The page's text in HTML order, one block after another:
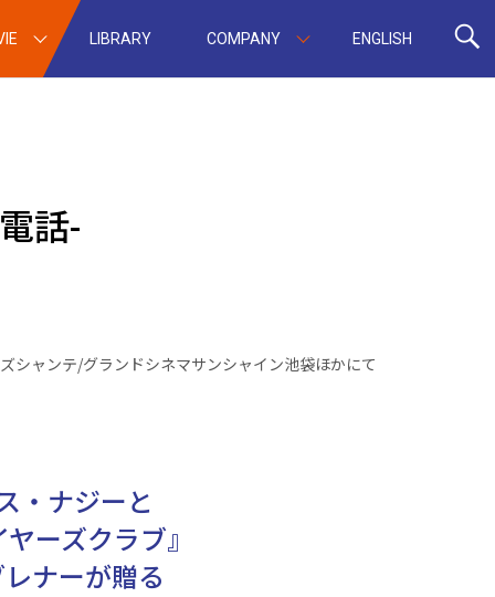
LIBRARY COMPANY ENGLISH
話-
シャンテ/グランドシネマサンシャイン池袋ほかにて
・ナジーと
ーズクラブ』
ナーが贈る